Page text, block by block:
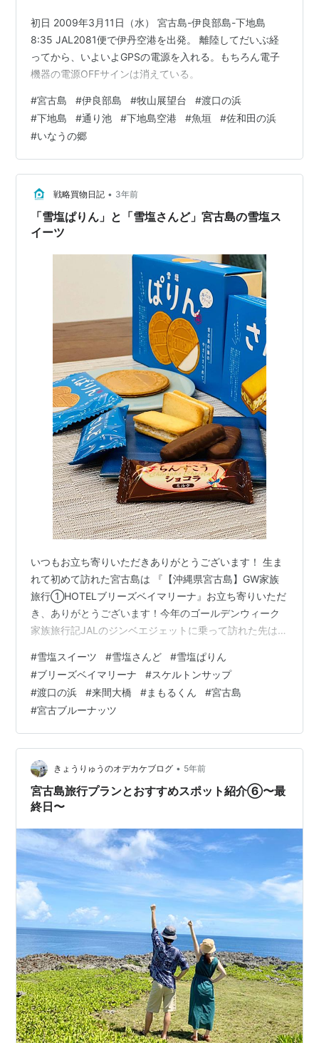
初日 2009年3月11日（水） 宮古島-伊良部島-下地島
8:35 JAL2081便で伊丹空港を出発。 離陸してだいぶ経
ってから、いよいよGPSの電源を入れる。もちろん電子
機器の電源OFFサインは消えている。
#宮古島 #伊良部島 #牧山展望台 #渡口の浜
#下地島 #通り池 #下地島空港 #魚垣 #佐和田の浜
#いなうの郷
戦略買物日記 • 3年前
「雪塩ぱりん」と「雪塩さんど」宮古島の雪塩ス
イーツ
いつもお立ち寄りいただきありがとうございます！ 生ま
れて初めて訪れた宮古島は 『【沖縄県宮古島】GW家族
旅行①HOTELブリーズベイマリーナ』お立ち寄りいただ
き、ありがとうございます！今年のゴールデンウィーク
家族旅行記JALのジンベエジェットに乗って訪れた先は、
テル「ブリーズベイマリーナ」 『【沖縄県宮古島】GW
家族旅行②インギャーマリンガーデンでサップに挑
戦！』お立ち寄りいただき、ありがとうございます！GW
中の沖縄宮古島旅行『【沖縄県宮古島】GW家族旅行
①HOTELブリーズベイマリーナ』お立ち寄りいただき、
ありがとう…ameblo…
#雪塩スイーツ #雪塩さんど #雪塩ぱりん
#ブリーズベイマリーナ #スケルトンサップ
#渡口の浜 #来間大橋 #まもるくん #宮古島
#宮古ブルーナッツ
きょうりゅうのオデカケブログ • 5年前
宮古島旅行プランとおすすめスポット紹介⑥〜最
終日〜